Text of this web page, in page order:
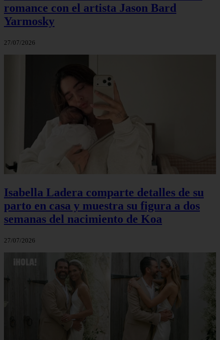
romance con el artista Jason Bard
Yarmosky
27/07/2026
Isabella Ladera comparte detalles de su
parto en casa y muestra su figura a dos
semanas del nacimiento de Koa
27/07/2026